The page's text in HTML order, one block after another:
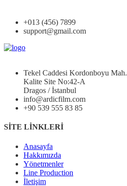
+013 (456) 7899
support@gmail.com
Tekel Caddesi Kordonboyu Mah.
Kalite Site No:42-A
Dragos / İstanbul
info@ardicfilm.com
+90 539 555 83 85
SİTE LİNKLERİ
Anasayfa
Hakkımızda
Yönetmenler
Line Production
İletişim